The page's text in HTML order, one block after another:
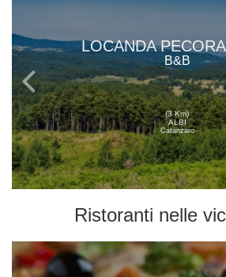
LOCANDA
B&B
(3 Km)
ALBI
Catanzaro
Ristoranti nelle